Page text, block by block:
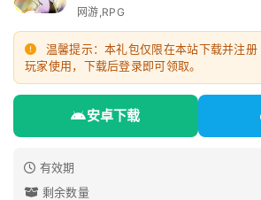
网游,RPG
温馨提示：本礼包仅限在本站下载并注
玩家使用，下载后登录即可领取。
安卓下载
有效期
剩余数量